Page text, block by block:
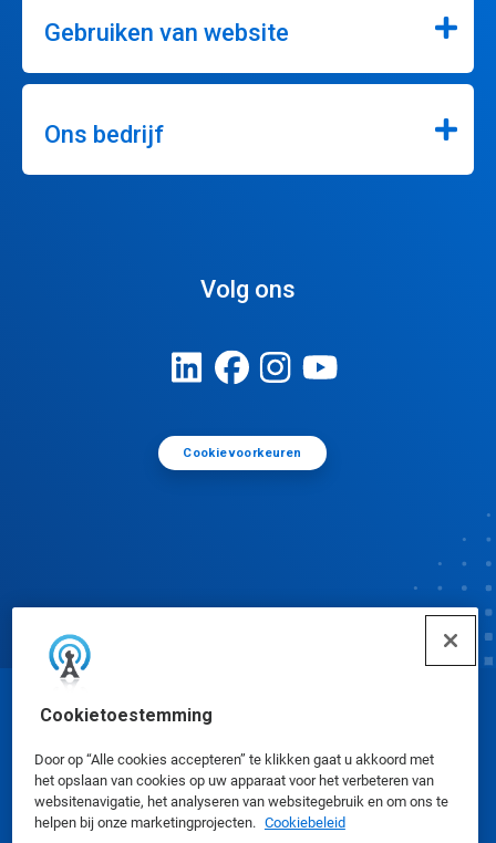
Cookietoestemming
Door op “Alle cookies accepteren” te klikken gaat u akkoord met
het opslaan van cookies op uw apparaat voor het verbeteren van
websitenavigatie, het analyseren van websitegebruik en om ons te
helpen bij onze marketingprojecten. Cookiebeleid
Gebruiken van website
Ons bedrijf
Volg ons
Cookievoorkeuren
© Ecolab Inc. 2025
Veiligheidsinformatiebladen|Privacybeleid|
Gebruiksvoorwaarden